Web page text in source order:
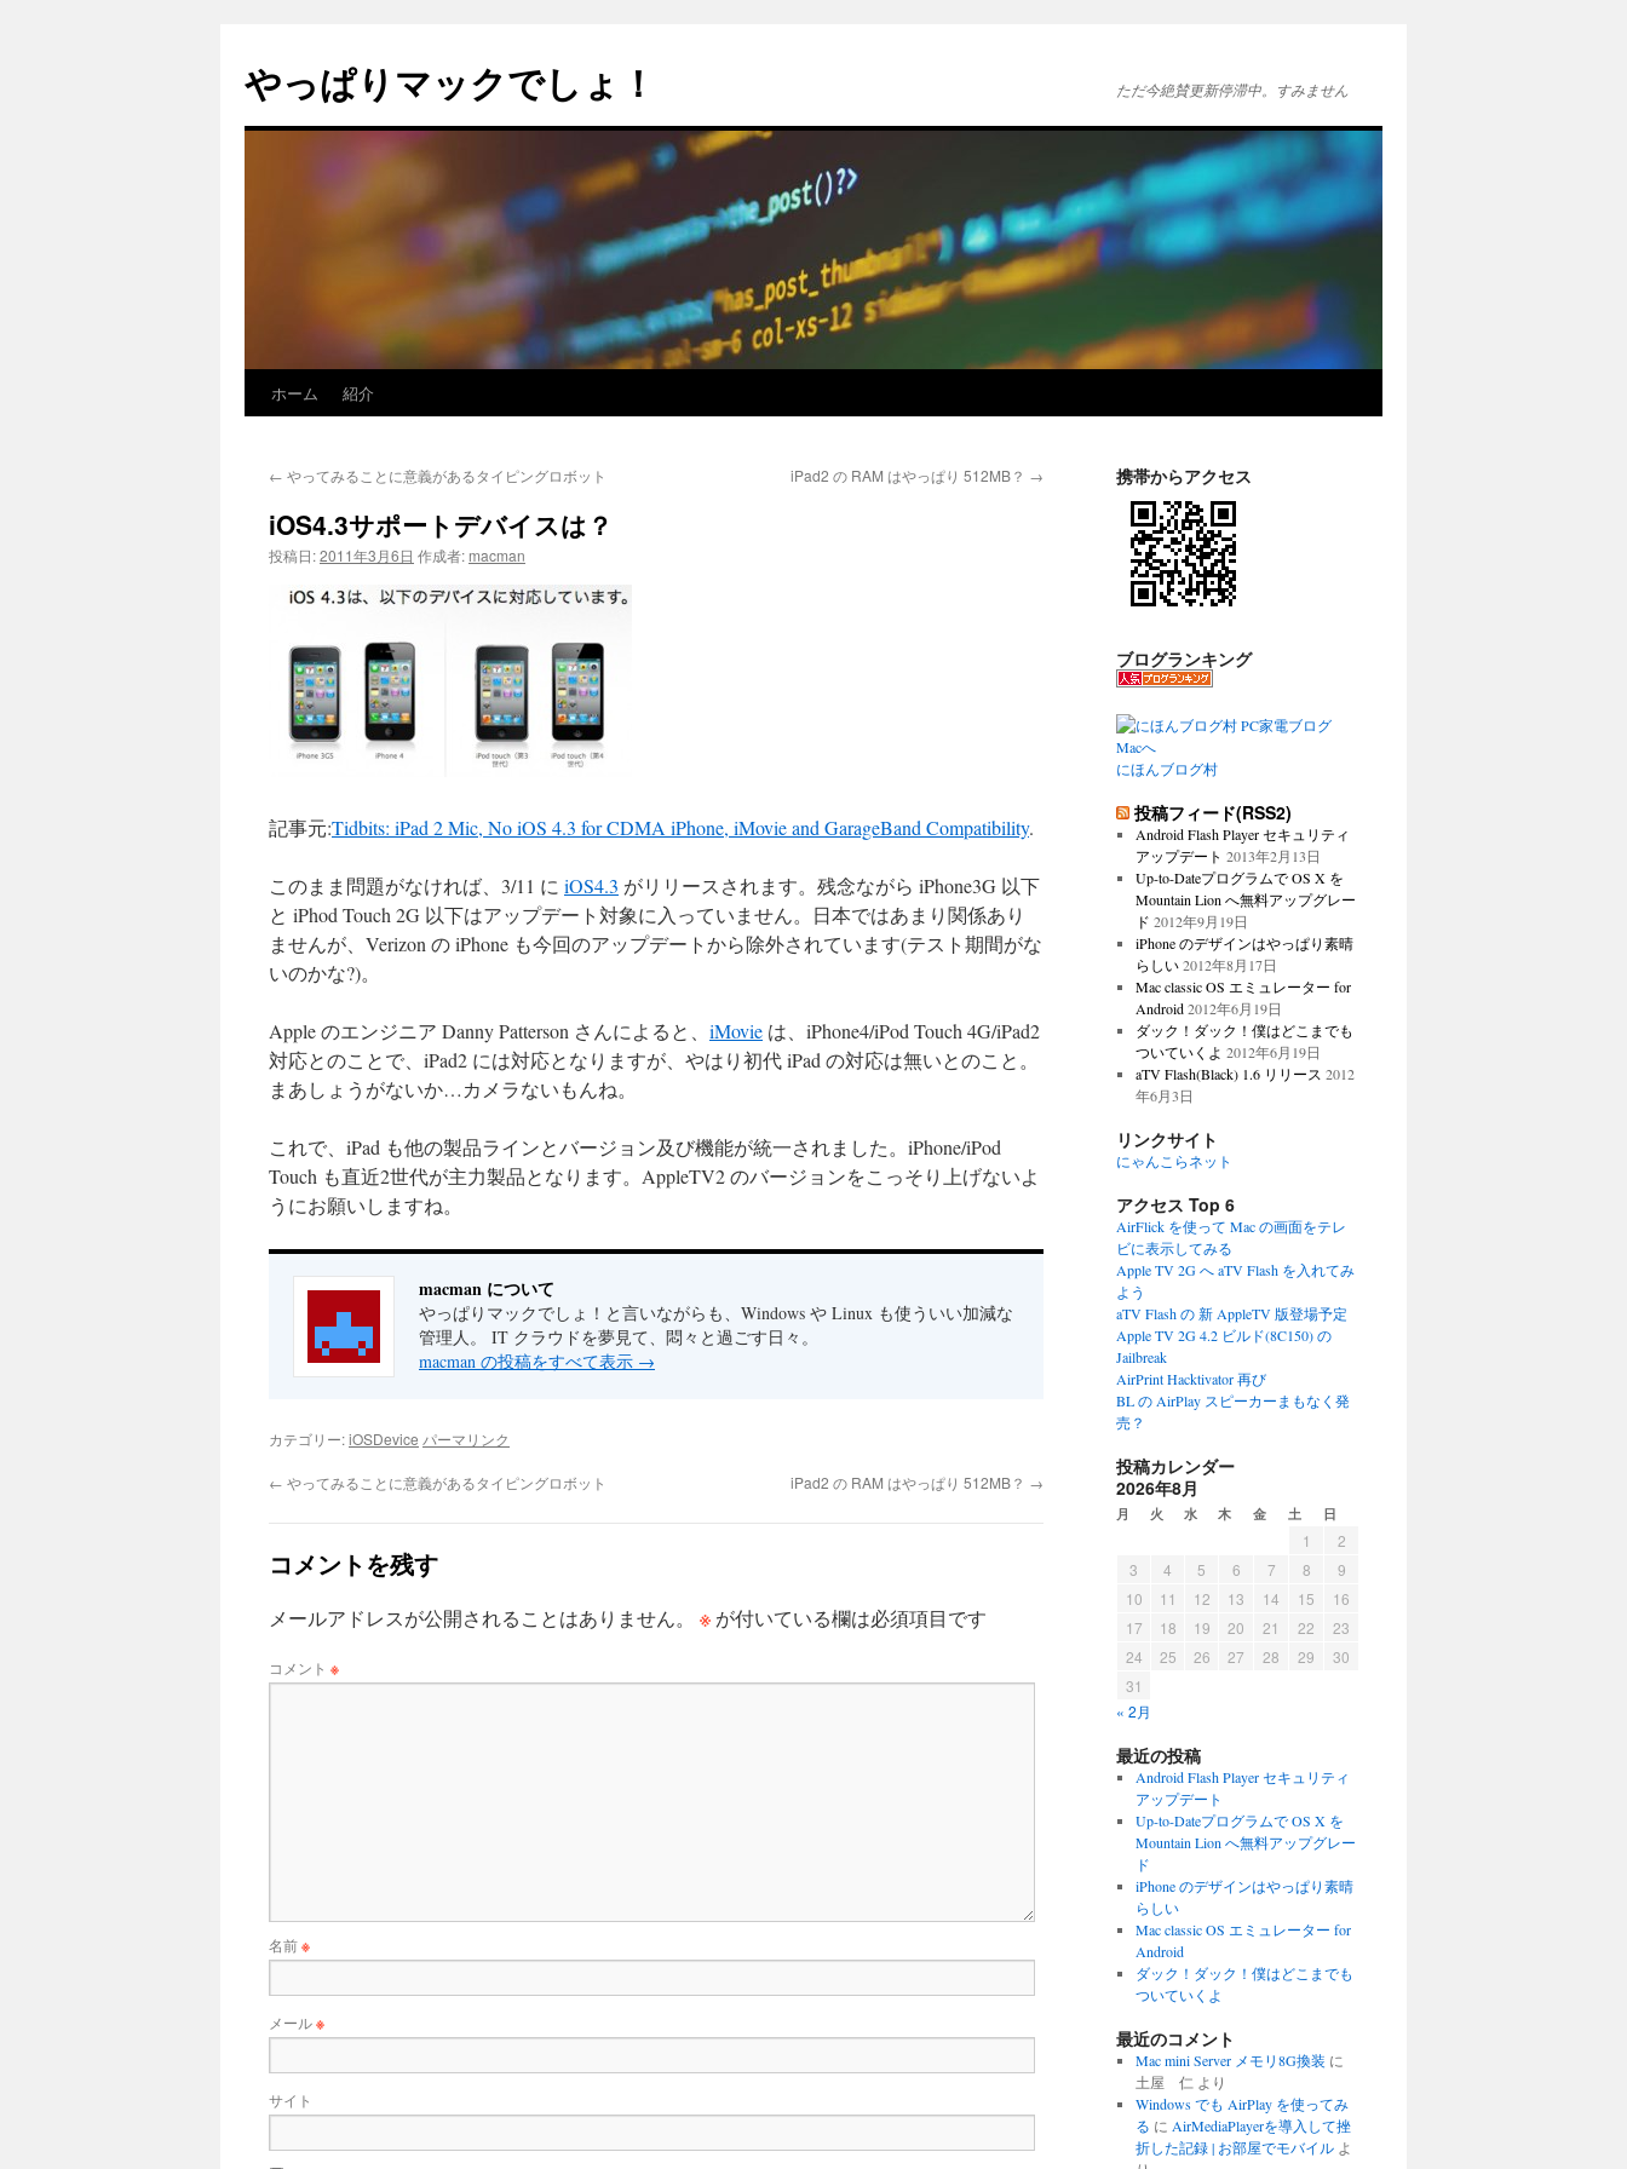
テ
ン
やっぱりマックでしょ！ ただ今絶賛更新停滞中。すみません
ホーム 紹介
← やってみることに意義があるタイピングロボット iPad2 の RAM はやっぱり 512MB？ →
iOS4.3サポートデバイスは？
投稿日:2011年3月6日 作成者: macman
記事元:Tidbits: iPad 2 Mic, No iOS 4.3 for CDMA iPhone, iMovie and GarageBand Compatibility.
このまま問題がなければ、3/11 に iOS4.3 がリリースされます。残念ながら iPhone3G 以下
と iPhod Touch 2G 以下はアップデート対象に入っていません。日本ではあまり関係あり
ませんが、Verizon の iPhone も今回のアップデートから除外されています(テスト期間がな
いのかな?)。
Apple のエンジニア Danny Patterson さんによると、 iMovie は、iPhone4/iPod Touch 4G/iPad2
対応とのことで、iPad2 には対応となりますが、やはり初代 iPad の対応は無いとのこと。
まあしょうがないか…カメラないもんね。
これで、iPad も他の製品ラインとバージョン及び機能が統一されました。iPhone/iPod
Touch も直近2世代が主力製品となります。AppleTV2 のバージョンをこっそり上げないよ
うにお願いしますね。
macman について
やっぱりマックでしょ！と言いながらも、Windows や Linux も使ういい加減な
管理人。 IT クラウドを夢見て、悶々と過ごす日々。
macman の投稿をすべて表示 →
カテゴリー:iOSDevice パーマリンク
← やってみることに意義があるタイピングロボット iPad2 の RAM はやっぱり 512MB？ →
コメントを残す
メールアドレスが公開されることはありません。 ※ が付いている欄は必須項目です
コメント ※
名前※
メール※
サイト
携帯からアクセス
ブログランキング
にほんブログ村
投稿フィード(RSS2)
Android Flash Player セキュリティ
アップデート 2013年2月13日
Up-to-Dateプログラムで OS X を
Mountain Lion へ無料アップグレー
ド 2012年9月19日
iPhone のデザインはやっぱり素晴
らしい 2012年8月17日
Mac classic OS エミュレーター for
Android 2012年6月19日
ダック！ダック！僕はどこまでも
ついていくよ 2012年6月19日
aTV Flash(Black) 1.6 リリース 2012
年6月3日
リンクサイト
にゃんこらネット
アクセス Top 6
AirFlick を使って Mac の画面をテレ
ビに表示してみる
Apple TV 2G へ aTV Flash を入れてみ
よう
aTV Flash の 新 AppleTV 版登場予定
Apple TV 2G 4.2 ビルド(8C150) の
Jailbreak
AirPrint Hacktivator 再び
BL の AirPlay スピーカーまもなく発
売？
投稿カレンダー
2026年8月
月 火 水 木 金 土 日
1
2
3
4 5 6 7 8
9
10
11 12 13 14 15
16
17
18 19 20 21 22
23
24
25 26 27 28 29
30
31
« 2月
最近の投稿
Android Flash Player セキュリティ
アップデート
Up-to-Dateプログラムで OS X を
Mountain Lion へ無料アップグレー
ド
iPhone のデザインはやっぱり素晴
らしい
Mac classic OS エミュレーター for
Android
ダック！ダック！僕はどこまでも
ついていくよ
最近のコメント
Mac mini Server メモリ8G換装 に
土屋 仁 より
Windows でも AirPlay を使ってみ
る に AirMediaPlayerを導入して挫
折した記録 | お部屋でモバイルよ